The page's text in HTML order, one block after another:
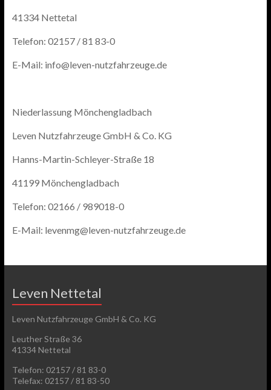
41334 Nettetal
Telefon: 02157 / 81 83-0
E-Mail: info@leven-nutzfahrzeuge.de
Niederlassung Mönchengladbach
Leven Nutzfahrzeuge GmbH & Co. KG
Hanns-Martin-Schleyer-Straße 18
41199 Mönchengladbach
Telefon: 02166 / 989018-0
E-Mail: levenmg@leven-nutzfahrzeuge.de
Leven Nettetal
Leven Nutzfahrzeuge GmbH & Co. KG
Leuther Straße 36
41334 Nettetal
Telefon: 02157 / 81 83-0
Telefax: 02157 / 81 83-50